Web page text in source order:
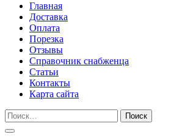
Главная
Доставка
Оплата
Порезка
Отзывы
Справочник снабженца
Статьи
Контакты
Карта сайта